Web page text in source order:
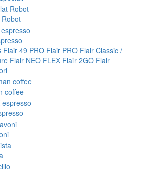
Flair 49 PRO Flair PRO Flair Classic /
Flair NEO FLEX Flair 2GO Flair
coffee